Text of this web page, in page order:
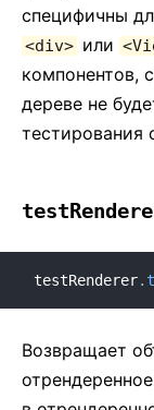
специфичны
<div> или
компонентов,
дереве не
тестирования
testRenderer.
Возвращает